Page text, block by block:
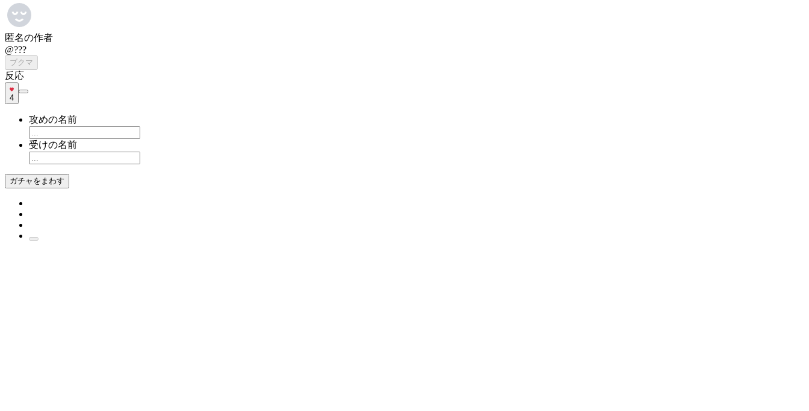
匿名の作者
@???
ブクマ
反応
4
攻めの名前
受けの名前
ガチャをまわす